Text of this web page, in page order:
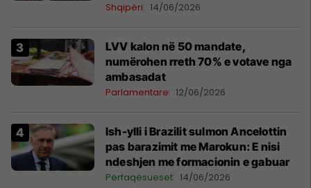
Shqipëri 14/06/2026
LVV kalon në 50 mandate,
numërohen rreth 70% e votave nga
ambasadat
Parlamentare 12/06/2026
Ish-ylli i Brazilit sulmon Ancelottin
pas barazimit me Marokun: E nisi
ndeshjen me formacionin e gabuar
Përfaqësueset 14/06/2026